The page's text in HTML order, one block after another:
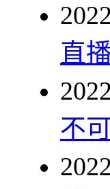
直
不